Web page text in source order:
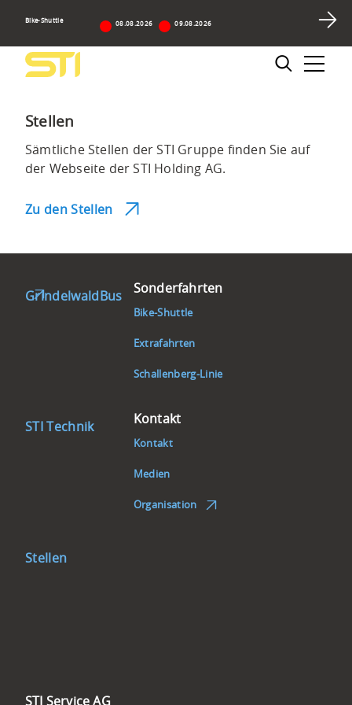
Hauptnavigation
InhaltBike-Shuttle 08.08.2026 09.08.2026
Suchbox
Suche
Hauptnavigation
Stellen
Sämtliche Stellen der STI Gruppe finden Sie auf
der Webseite der STI Holding AG.
Zu den Stellen
GrindelwaldBus Sonderfahrten
Bike-Shuttle
Extrafahrten
Schallenberg-Linie
STI Technik Kontakt
Kontakt
Medien
Organisation
Stellen
STI Service AG